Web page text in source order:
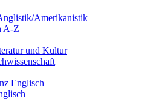
Amerikanistik
A-Z
und Kultur
Englisch